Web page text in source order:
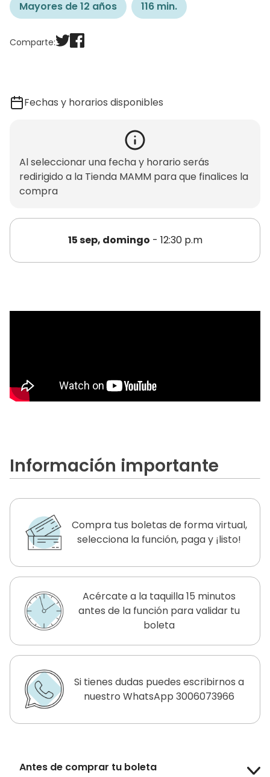
Mayores de 12 años 116 min.
Comparte:
Fechas y horarios disponibles
Al seleccionar una fecha y horario serás
redirigido a la Tienda MAMM para que finalices la
compra
15 sep, domingo - 12:30 p.m
Información importante
Compra tus boletas de forma virtual,
selecciona la función, paga y ¡listo!
Acércate a la taquilla 15 minutos
antes de la función para validar tu
boleta
Si tienes dudas puedes escribirnos a
nuestro WhatsApp 3006073966
Antes de comprar tu boleta